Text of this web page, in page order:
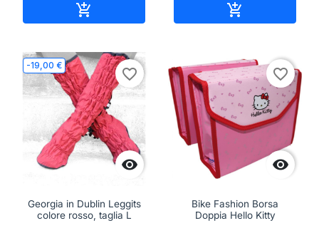
 
-19,00 €

favorite_border
Georgia in Dublin Leggits
colore rosso, taglia L

favorite_border
Bike Fashion Borsa
Doppia Hello Kitty